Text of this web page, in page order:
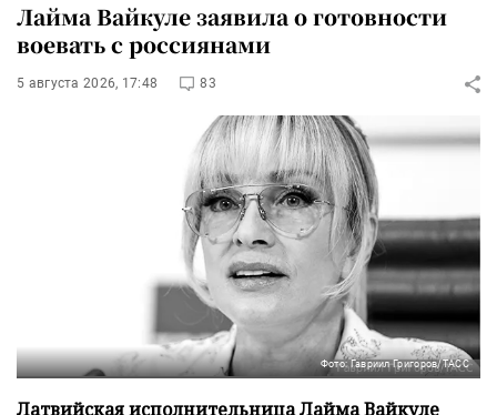
Лайма Вайкуле заявила о готовности
воевать с россиянами
5 августа 2026, 17:48 83
Фото: Гавриил Григоров/ТАСС
Латвийская исполнительница Лайма Вайкуле